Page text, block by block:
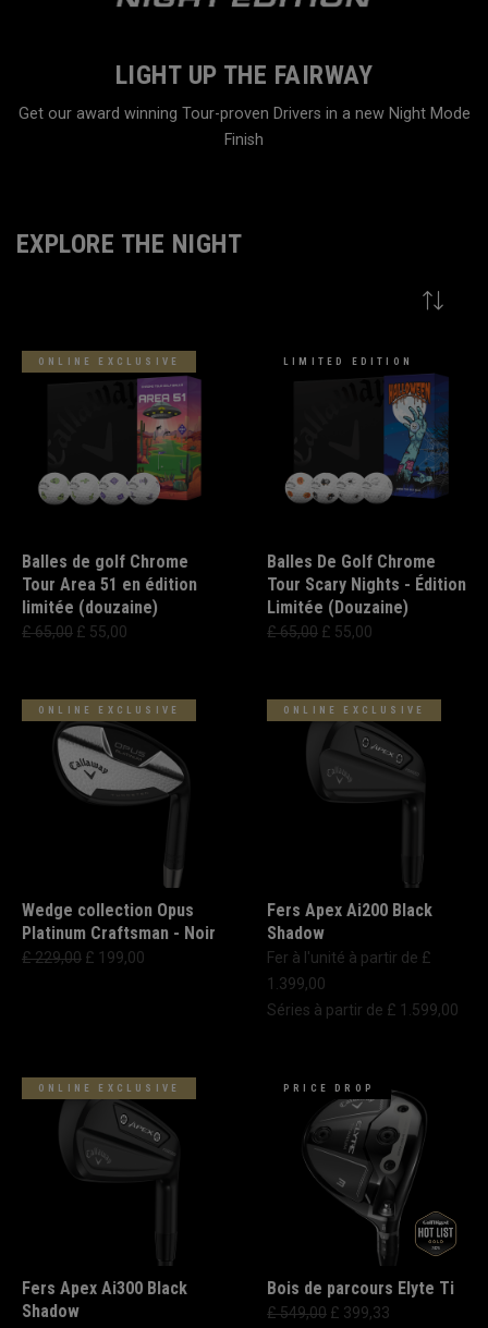
LIGHT UP THE FAIRWAY
Get our award winning Tour-proven Drivers in a new Night Mode
Finish
EXPLORE THE NIGHT
ONLINE EXCLUSIVE
Balles de golf Chrome
Tour Area 51 en édition
limitée (douzaine)
£ 65,00 £ 55,00
LIMITED EDITION
Balles De Golf Chrome
Tour Scary Nights - Édition
Limitée (Douzaine)
£ 65,00 £ 55,00
ONLINE EXCLUSIVE
Wedge collection Opus
Platinum Craftsman - Noir
£ 229,00 £ 199,00
ONLINE EXCLUSIVE
Fers Apex Ai200 Black
Shadow
Fer à l'unité à partir de £
1.399,00
Séries à partir de £ 1.599,00
ONLINE EXCLUSIVE
Fers Apex Ai300 Black
Shadow
PRICE DROP
Bois de parcours Elyte Ti
£ 549,00 £ 399,33